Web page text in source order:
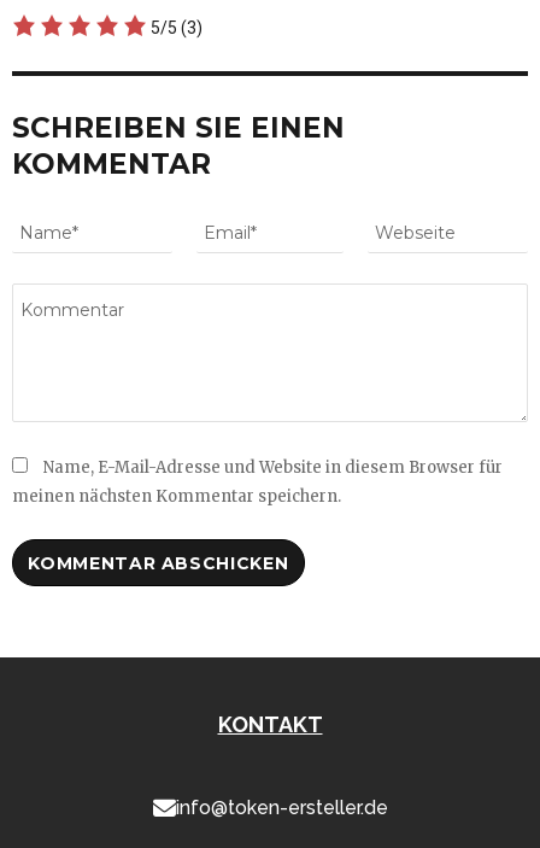
5/5 (3)
SCHREIBEN SIE EINEN
KOMMENTAR
Name, E-Mail-Adresse und Website in diesem Browser für
meinen nächsten Kommentar speichern.
KONTAKT
info@token-ersteller.de